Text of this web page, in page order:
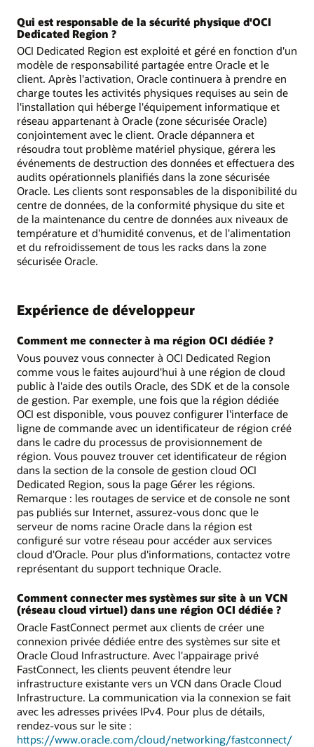
Qui est responsable de la sécurité physique d'OCI
Dedicated Region ?
OCI Dedicated Region est exploité et géré en fonction d'un
modèle de responsabilité partagée entre Oracle et le
client. Après l'activation, Oracle continuera à prendre en
charge toutes les activités physiques requises au sein de
l'installation qui héberge l'équipement informatique et
réseau appartenant à Oracle (zone sécurisée Oracle)
conjointement avec le client. Oracle dépannera et
résoudra tout problème matériel physique, gérera les
événements de destruction des données et effectuera des
audits opérationnels planifiés dans la zone sécurisée
Oracle. Les clients sont responsables de la disponibilité du
centre de données, de la conformité physique du site et
de la maintenance du centre de données aux niveaux de
température et d'humidité convenus, et de l'alimentation
et du refroidissement de tous les racks dans la zone
sécurisée Oracle.
Expérience de développeur
Comment me connecter à ma région OCI dédiée ?
Vous pouvez vous connecter à OCI Dedicated Region
comme vous le faites aujourd'hui à une région de cloud
public à l'aide des outils Oracle, des SDK et de la console
de gestion. Par exemple, une fois que la région dédiée
OCI est disponible, vous pouvez configurer l'interface de
ligne de commande avec un identificateur de région créé
dans le cadre du processus de provisionnement de
région. Vous pouvez trouver cet identificateur de région
dans la section de la console de gestion cloud OCI
Dedicated Region, sous la page Gérer les régions.
Remarque : les routages de service et de console ne sont
pas publiés sur Internet, assurez-vous donc que le
serveur de noms racine Oracle dans la région est
configuré sur votre réseau pour accéder aux services
cloud d'Oracle. Pour plus d'informations, contactez votre
représentant du support technique Oracle.
Comment connecter mes systèmes sur site à un VCN
(réseau cloud virtuel) dans une région OCI dédiée ?
Oracle FastConnect permet aux clients de créer une
connexion privée dédiée entre des systèmes sur site et
Oracle Cloud Infrastructure. Avec l'appairage privé
FastConnect, les clients peuvent étendre leur
infrastructure existante vers un VCN dans Oracle Cloud
Infrastructure. La communication via la connexion se fait
avec les adresses privées IPv4. Pour plus de détails,
rendez-vous sur le site :
https://www.oracle.com/cloud/networking/fastconnect/